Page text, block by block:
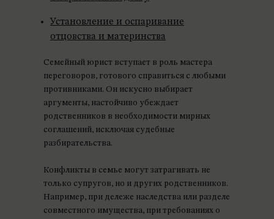
Семейный юрист вступает в роль мастера
переговоров, готового справиться с любыми
противниками. Он искусно выбирает
аргументы, настойчиво убеждает
родственников в необходимости мирных
соглашений, исключая судебные
разбирательства.
Конфликты в семье могут затрагивать не
только супругов, но и других родственников.
Например, при дележе наследства или разделе
совместного имущества, при требованиях о
Установление и оспаривание
отцовства и материнства